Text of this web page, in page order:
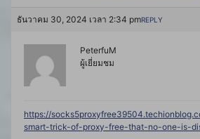
ธันวาคม 30, 2024 เวลา 2:34 pmREPLY
PeterfuM
ผู้เยี่ยมชม
https://
smart-trick-of-proxy-free-that-no-one-is-